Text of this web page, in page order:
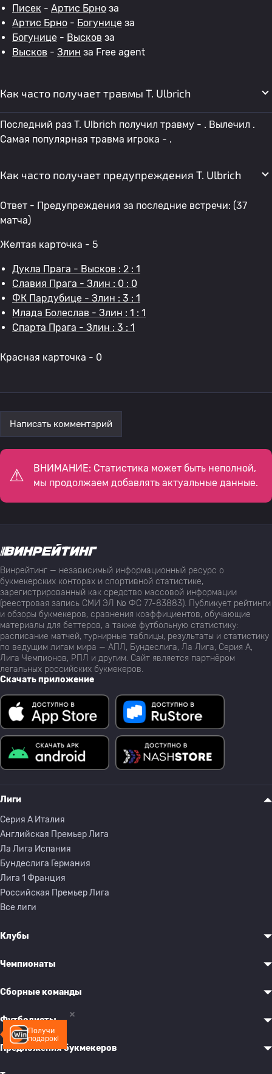
Писек - Артис Брно за
Артис Брно - Богунице за
Богунице - Высков за
Высков - Злин за Free agent
Как часто получает травмы T. Ulbrich
Последний раз T. Ulbrich получил травму - . Вылечил .
Самая популярная травма игрока - .
Как часто получает предупреждения T. Ulbrich
Ответ - Предупреждения за последние встречи: (37
матча)
Желтая карточка - 5
Дукла Прага - Высков : 2 : 1
Славия Прага - Злин : 0 : 0
ФК Пардубице - Злин : 3 : 1
Млада Болеслав - Злин : 1 : 1
Спарта Прага - Злин : 3 : 1
Красная карточка - 0
Написать комментарий
ВНИМАНИЕ: Статистика может быть неполной,
мы продолжаем добавлять актуальные данные.
Получи
подарок!
Винрейтинг — независимый информационный ресурс о
букмекерских конторах и спортивной статистике,
зарегистрированный как средство массовой информации
(реестровая запись СМИ ЭЛ № ФС 77-83883). Публикует рейтинги
и обзоры букмекеров, сравнения коэффициентов, обучающие
материалы для беттеров, а также футбольную статистику:
расписание матчей, турнирные таблицы, результаты и статистику
по ведущим лигам мира — АПЛ, Бундеслига, Ла Лига, Серия А,
Лига Чемпионов, РПЛ и другим. Сайт является партнёром
легальных российских букмекеров.
Скачать приложение
Лиги
Серия A Италия
Английская Премьер Лига
Ла Лига Испания
Бундеслига Германия
Лига 1 Франция
Российская Премьер Лига
Все лиги
Клубы
Чемпионаты
Сборные команды
Футболисты
Предложения букмекеров